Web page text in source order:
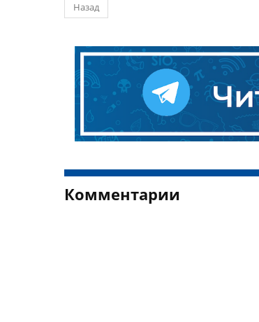
Назад
Комментарии